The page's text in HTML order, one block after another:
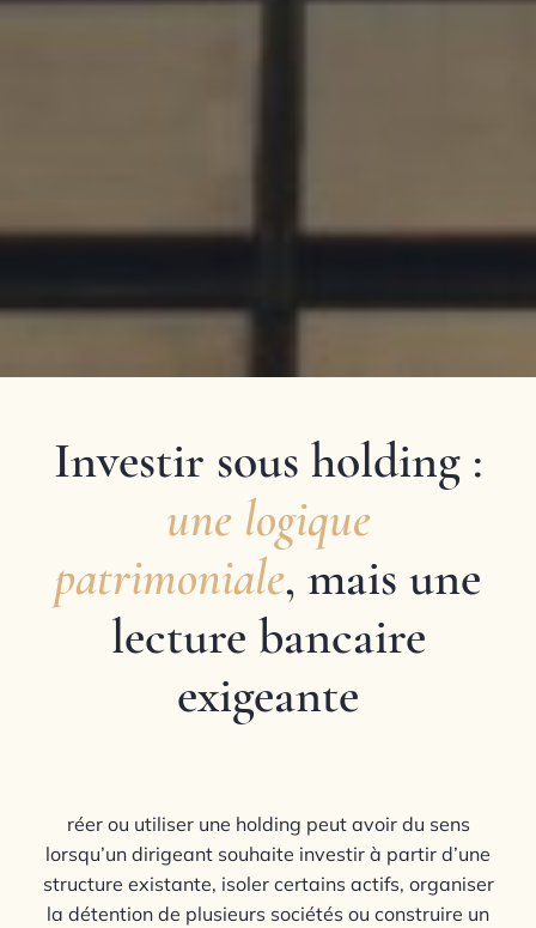
Investir sous holding :
une logique
patrimoniale, mais une
lecture bancaire
exigeante
réer ou utiliser une holding peut avoir du sens
lorsqu’un dirigeant souhaite investir à partir d’une
structure existante, isoler certains actifs, organiser
la détention de plusieurs sociétés ou construire un